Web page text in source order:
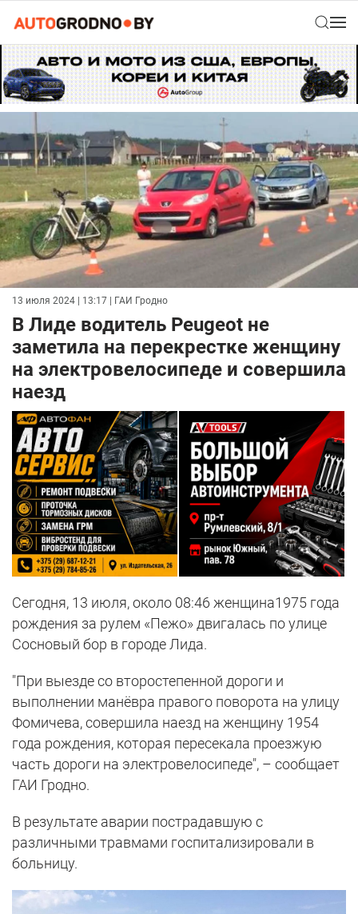
13 июля 2024 | 13:17 | ГАИ Гродно
В Лиде водитель Peugeot не
заметила на перекрестке женщину
на электровелосипеде и совершила
наезд
Сегодня, 13 июля, около 08:46 женщина1975 года
рождения за рулем «Пежо» двигалась по улице
Сосновый бор в городе Лида.
"При выезде со второстепенной дороги и
выполнении манёвра правого поворота на улицу
Фомичева, совершила наезд на женщину 1954
года рождения, которая пересекала проезжую
часть дороги на электровелосипеде", – сообщает
ГАИ Гродно.
В результате аварии пострадавшую с
различными травмами госпитализировали в
больницу.